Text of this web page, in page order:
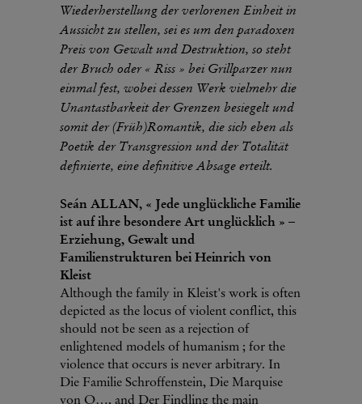
Wiederherstellung der verlorenen Einheit in
Aussicht zu stellen, sei es um den paradoxen
Preis von Gewalt und Destruktion, so steht
der Bruch oder « Riss » bei Grillparzer nun
einmal fest, wobei dessen Werk vielmehr die
Unantastbarkeit der Grenzen besiegelt und
somit der (Früh)Romantik, die sich eben als
Poetik der Transgression und der Totalität
definierte, eine definitive Absage erteilt.
Seán ALLAN, « Jede unglückliche Familie
ist auf ihre besondere Art unglücklich » –
Erziehung, Gewalt und
Familienstrukturen bei Heinrich von
Kleist
Although the family in Kleist's work is often
depicted as the locus of violent conflict, this
should not be seen as a rejection of
enlightened models of humanism ; for the
violence that occurs is never arbitrary. In
Die Familie Schroffenstein, Die Marquise
von O…, and Der Findling the main